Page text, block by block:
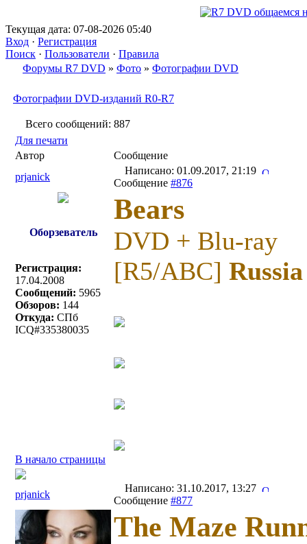
Текущая дата: 07-08-2026 05:40
Вход · Регистрация
Поиск · Пользователи · Правила
Форумы R7 DVD » Фото » Фотографии DVD
Фотографии DVD-изданий R0-R7
Всего сообщений: 887
Для печати
Автор
Сообщение
prjanick
Написано: 01.09.2017, 21:19
Сообщение #876
Оборзеватель
Регистрация:
17.04.2008
Сообщений: 5965
Обзоров: 144
Откуда: СПб
ICQ#335380035
Bears
DVD + Blu-ray
[R5/ABC] Russia
В начало страницы
prjanick
Написано: 31.10.2017, 13:27
Сообщение #877
The Maze